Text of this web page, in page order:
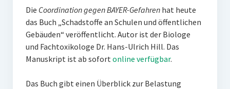
Die Coordination gegen BAYER-Gefahrenhat heute
das Buch „Schadstoffe an Schulen und öffentlichen
Gebäuden“ veröffentlicht. Autor ist der Biologe
und Fachtoxikologe Dr. Hans-Ulrich Hill. Das
Manuskript ist ab sofortonline verfügbar.
Das Buch gibt einen Überblick zur Belastung